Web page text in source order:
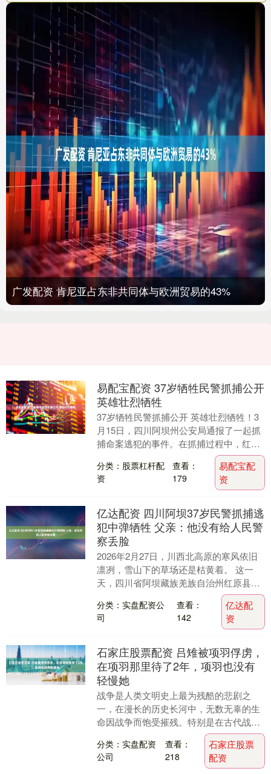
广发配资 肯尼亚占东非共同体与欧洲贸易的43%
易配宝配资 37岁牺牲民警抓捕公开
英雄壮烈牺牲
37岁牺牲民警抓捕公开 英雄壮烈牺牲！3
月15日，四川阿坝州公安局通报了一起抓
捕命案逃犯的事件。在抓捕过程中，红原
县公安局民警额旺格拉壮烈牺牲。 3月19
日，额....
分类：股票杠杆配
资
查看：
179
易配宝配
资
亿达配资 四川阿坝37岁民警抓捕逃
犯中弹牺牲 父亲：他没有给人民警
察丢脸
2026年2月27日，川西北高原的寒风依旧
凛冽，雪山下的草场还是枯黄着。 这一
天，四川省阿坝藏族羌族自治州红原县公
安局民警额旺格拉主动请缨抓捕命案逃犯
时，冲锋一....
分类：实盘配资公
司
查看：
142
亿达配
资
石家庄股票配资 吕雉被项羽俘虏，
在项羽那里待了2年，项羽也没有
轻慢她
战争是人类文明史上最为残酷的悲剧之
一，在漫长的历史长河中，无数无辜的生
命因战争而饱受摧残。特别是在古代战争
中，战俘的命运往往极为悲惨，而女性战
俘更是承受着难以想....
分类：实盘配资
公司
查看：
218
石家庄股票
配资